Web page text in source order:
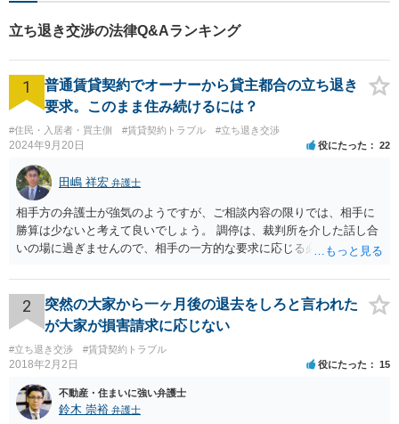
立ち退き交渉の法律Q&Aランキング
1
普通賃貸契約でオーナーから貸主都合の立ち退き
要求。このまま住み続けるには？
#住民・入居者・買主側 #賃貸契約トラブル #立ち退き交渉
2024年9月20日 役にたった 22
田嶋 祥宏 弁護士
相手方の弁護士が強気のようですが、ご相談内容の限りでは、相手に
勝算は少ないと考えて良いでしょう。 調停は、裁判所を介した話し合
いの場に過ぎませんので、相手の一方的な要求に応じる必要はなく、
ても拒否して大丈夫です。納得いかない場合は調停不調で終了にして
もらうと良いです。 そうすると裁判になりますが、相手に正当事由が
かなり少ないケースといえますので、立退請求は棄却、または相当程
度の立退料を提示しないと立退請求は認められないと思います。た
だ、裁判となった場合は、費用はかかりますが、弁護士を立てること
をおすすめします。 頑張ってください！
2
突然の大家から一ヶ月後の退去をしろと言われた
が大家が損害請求に応じない
#立ち退き交渉 #賃貸契約トラブル
2018年2月2日 役にたった 15
不動産・住まいに強い弁護士
鈴木 崇裕 弁護士